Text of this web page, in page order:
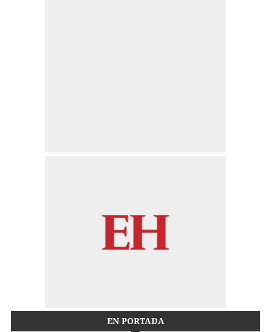
EN PORTADA